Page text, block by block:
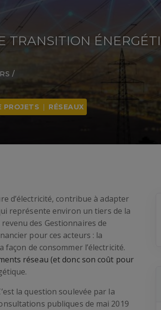
TRANSITION
/
PROJETS | RÉSEAUX
d’électricité, contribue à adapter
représente environ un tiers de la
des Gestionnaires de
pour ces acteurs : la
de consommer l’électricité.
réseau (et donc son coût pour
la question soulevée par la
publiques de mai 2019